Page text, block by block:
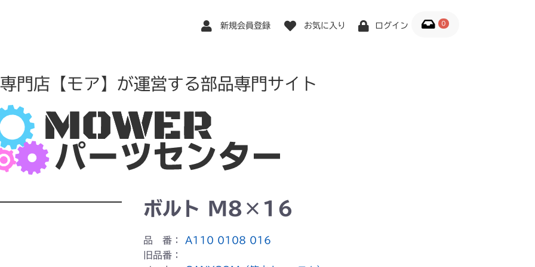
新規会員登録 お気に入り ログイン 0
門店【モア】が運営する部品専門サイト
ボルト M8×16
品 番： A110 0108 016
旧品番：